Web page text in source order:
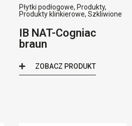
Płytki podłogowe, Produkty,
Produkty klinkierowe,Szkliwione
IB NAT-Cogniac
braun
ZOBACZ PRODUKT